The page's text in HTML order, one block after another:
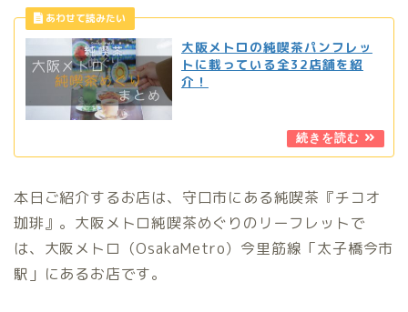
大阪メトロの純喫茶パンフレッ
トに載っている全32店舗を紹
介！
本日ご紹介するお店は、守口市にある純喫茶『チコオ
珈琲』。大阪メトロ純喫茶めぐりのリーフレットで
は、大阪メトロ（OsakaMetro）今里筋線「太子橋今市
駅」にあるお店です。